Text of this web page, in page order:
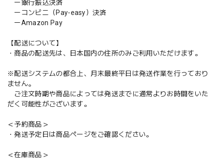
ー銀行振込決済
ーコンビニ（Pay-easy）決済
ーAmazon Pay
【配送について】
・商品の配送先は、日本国内の住所のみご利用いただけます。
※配送システムの都合上、月末最終平日は発送作業を行っており
ません。
ご注文時期や商品によっては発送までに通常よりお時間をいた
だく可能性がございます。
＜予約商品＞
・発送予定日は商品ページをご確認ください。
＜在庫商品＞